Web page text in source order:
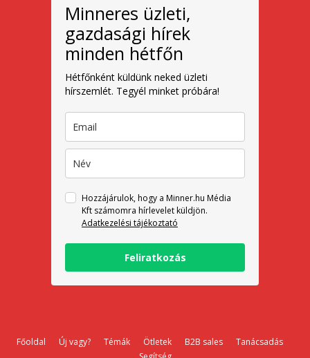
Minneres üzleti,
gazdasági hírek
minden hétfőn
Hétfőnként küldünk neked üzleti
hírszemlét. Tegyél minket próbára!
Hozzájárulok, hogy a Minner.hu Média
Kft számomra hírlevelet küldjön.
Adatkezelési tájékoztató
Feliratkozás
Főoldal Új vagy? Témák Ötletek B2B sales
Tanácsadás